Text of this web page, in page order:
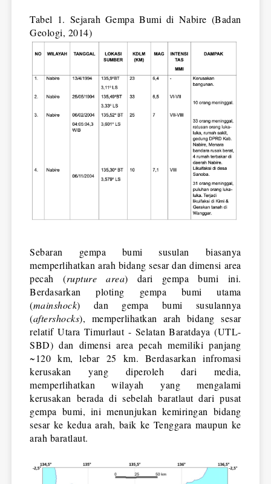
Tabel 1. Sejarah Gempa Bumi di Nabire (Badan
Geologi, 2014)
Sebaran gempa bumi susulan biasanya
memperlihatkan arah bidang sesar dan dimensi area
pecah (rupture area) dari gempa bumi ini.
Berdasarkan ploting gempa bumi utama
(mainshock) dan gempa bumi susulannya
(aftershocks), memperlihatkan arah bidang sesar
relatif Utara Timurlaut - Selatan Baratdaya (UTL-
SBD) dan dimensi area pecah memiliki panjang
~120 km, lebar 25 km. Berdasarkan infromasi
kerusakan yang diperoleh dari media,
memperlihatkan wilayah yang mengalami
kerusakan berada di sebelah baratlaut dari pusat
gempa bumi, ini menunjukan kemiringan bidang
sesar ke kedua arah, baik ke Tenggara maupun ke
arah baratlaut.